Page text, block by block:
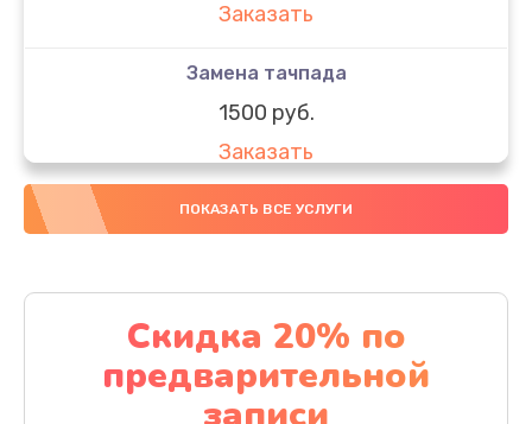
Заказать
Замена тачпада
1500 руб.
Заказать
Замена южного моста
Заказать
Чистка от пыли
1060 руб.
ПОКАЗАТЬ ВСЕ УСЛУГИ
Скидка 20% по
предварительной